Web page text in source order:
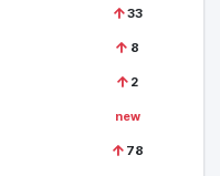
33
8
2
new
78